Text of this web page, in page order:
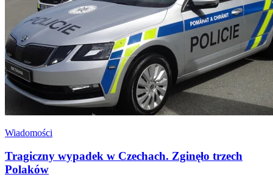
Wiadomości
Tragiczny wypadek w Czechach. Zginęło trzech
Polaków